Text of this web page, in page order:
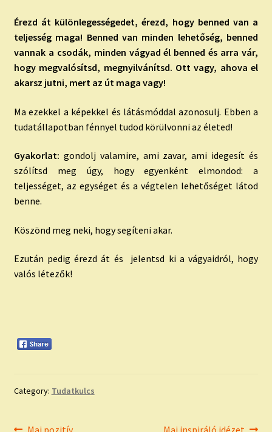
Érezd át különlegességedet, érezd, hogy benned van a
teljesség maga! Benned van minden lehetőség, benned
vannak a csodák, minden vágyad él benned és arra vár,
hogy megvalósítsd, megnyilvánítsd. Ott vagy, ahova el
akarsz jutni, mert az út maga vagy!
Ma ezekkel a képekkel és látásmóddal azonosulj. Ebben a
tudatállapotban fénnyel tudod körülvonni az életed!
Gyakorlat: gondolj valamire, ami zavar, ami idegesít és
szólítsd meg úgy, hogy egyenként elmondod: a
teljességet, az egységet és a végtelen lehetőséget látod
benne.
Köszönd meg neki, hogy segíteni akar.
Ezután pedig érezd át és jelentsd ki a vágyaidról, hogy
valós létezők!
Category: Tudatkulcs
Previous
Next